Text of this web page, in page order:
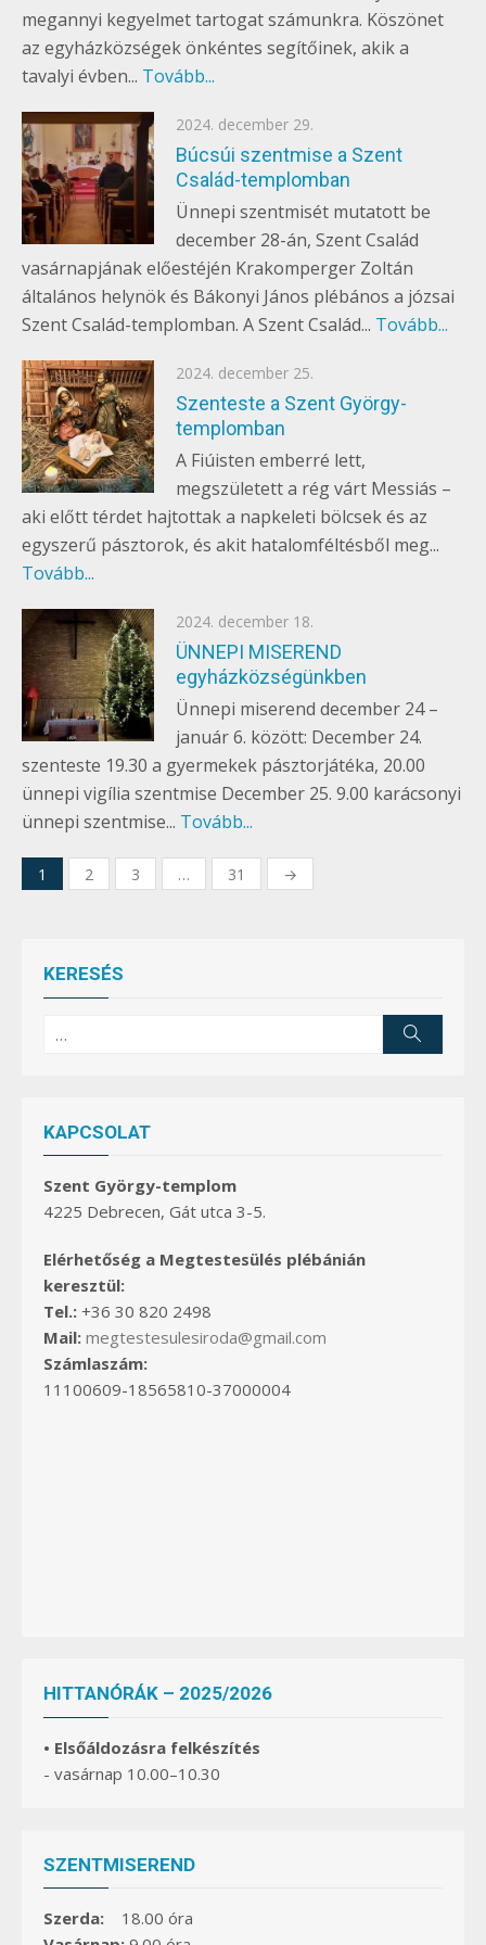
megannyi kegyelmet tartogat számunkra. Köszönet
az egyházközségek önkéntes segítőinek, akik a
tavalyi évben... Tovább...
Posted
on
2024. december 29.
Búcsúi szentmise a Szent
Család-templomban
Ünnepi szentmisét mutatott be
december 28-án, Szent Család
vasárnapjának előestéjén Krakomperger Zoltán
általános helynök és Bákonyi János plébános a józsai
Szent Család-templomban. A Szent Család... Tovább...
Posted
on
2024. december 25.
Szenteste a Szent György-
templomban
A Fiúisten emberré lett,
megszületett a rég várt Messiás –
aki előtt térdet hajtottak a napkeleti bölcsek és az
egyszerű pásztorok, és akit hatalomféltésből meg...
Tovább...
Posted
on
2024. december 18.
ÜNNEPI MISEREND
egyházközségünkben
Ünnepi miserend december 24 –
január 6. között: December 24.
szenteste 19.30 a gyermekek pásztorjátéka, 20.00
ünnepi vigília szentmise December 25. 9.00 karácsonyi
ünnepi szentmise... Tovább...
Bejegyzések
1 2 3 … 31 →
KERESÉS
KAPCSOLAT
Szent György-templom
4225 Debrecen, Gát utca 3-5.
Elérhetőség a Megtestesülés plébánián
keresztül:
Tel.: +36 30 820 2498
Mail: megtestesulesiroda@gmail.com
Számlaszám:
11100609-18565810-37000004
HITTANÓRÁK – 2025/2026
• Elsőáldozásra felkészítés
- vasárnap 10.00–10.30
SZENTMISEREND
Szerda: 18.00 óra